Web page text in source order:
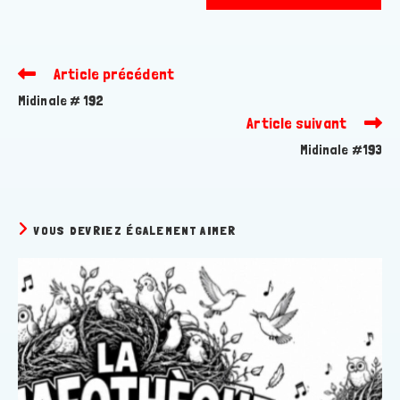
Read
articles
Article précédent
Midinale # 192
Article suivant
Midinale #193
VOUS DEVRIEZ ÉGALEMENT AIMER